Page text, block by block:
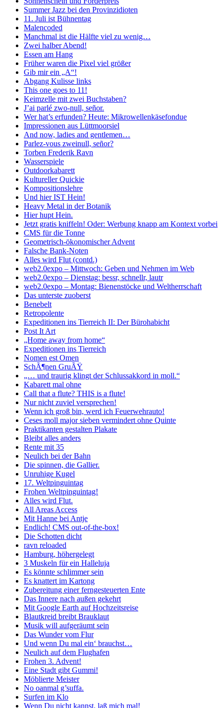
Summer Jazz bei den Provinzidioten
11. Juli ist Bühnentag
Malencoded
Manchmal ist die Hälfte viel zu wenig…
Zwei halber Abend!
Essen am Hang
Früher waren die Pixel viel größer
Gib mir ein „A“!
Abgang Kulisse links
This one goes to 11!
Keimzelle mit zwei Buchstaben?
J’ai parlé zwo-null, señor.
Wer hat’s erfunden? Heute: Mikrowellenkäsefondue
Impressionen aus Lüttmoorsiel
And now, ladies and gentlemen…
Parlez-vous zweinull, señor?
Torben Frederik Ravn
Wasserspiele
Outdoorkabarett
Kultureller Quickie
Kompositionslehre
Und hier IST Hein!
Heavy Metal in der Botanik
Hier hupt Hein.
Jetzt gratis kniffeln! Oder: Werbung knapp am Kontext vorbei
CMS für die Tonne
Geometrisch-ökonomischer Advent
Falsche Bank-Noten
Alles wird Flut (contd.)
web2.0expo – Mittwoch: Geben und Nehmen im Web
web2.0expo – Dienstag: bessr, schnellr, lautr
web2.0expo – Montag: Bienenstöcke und Weltherrschaft
Das unterste zuoberst
Benebelt
Retropolente
Expeditionen ins Tierreich II: Der Bürohabicht
Post It Art
„Home away from home“
Expeditionen ins Tierreich
Nomen est Omen
SchÃ¶nen GruÃŸ
„… und traurig klingt der Schlussakkord in moll.“
Kabarett mal ohne
Call that a flute? THIS is a flute!
Nur nicht zuviel versprechen!
Wenn ich groß bin, werd ich Feuerwehrauto!
Ceses moll major sieben vermindert ohne Quinte
Praktikanten gestalten Plakate
Bleibt alles anders
Rente mit 35
Neulich bei der Bahn
Die spinnen, die Gallier.
Unruhige Kugel
17. Weltpinguintag
Frohen Weltpinguintag!
Alles wird Flut.
All Areas Access
Mit Hanne bei Antje
Endlich! CMS out-of-the-box!
Die Schotten dicht
ravn reloaded
Hamburg, höhergelegt
3 Muskeln für ein Halleluja
Es könnte schlimmer sein
Es knattert im Kartong
Zubereitung einer ferngesteuerten Ente
Das Innere nach außen gekehrt
Mit Google Earth auf Hochzeitsreise
Blautkreid breibt Brauklaut
Musik will aufgeräumt sein
Das Wunder vom Flur
Und wenn Du mal ein‘ brauchst…
Neulich auf dem Flughafen
Frohen 3. Advent!
Eine Stadt gibt Gummi!
Möblierte Meister
No oanmal g’suffa.
Surfen im Klo
Wenn Du nicht kannst, laß mich mal!